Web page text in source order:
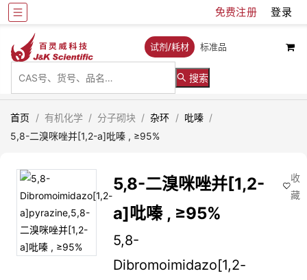
免费注册 登录
试剂/耗材 标准品
搜索
首页 / 有机化学 / 分子砌块 / 杂环 / 吡嗪 /
5,8-二溴咪唑并[1,2-a]吡嗪 , ≥95%
5,8-二溴咪唑并[1,2-
a]吡嗪 , ≥95%
5,8-
Dibromoimidazo[1,2-
收
藏